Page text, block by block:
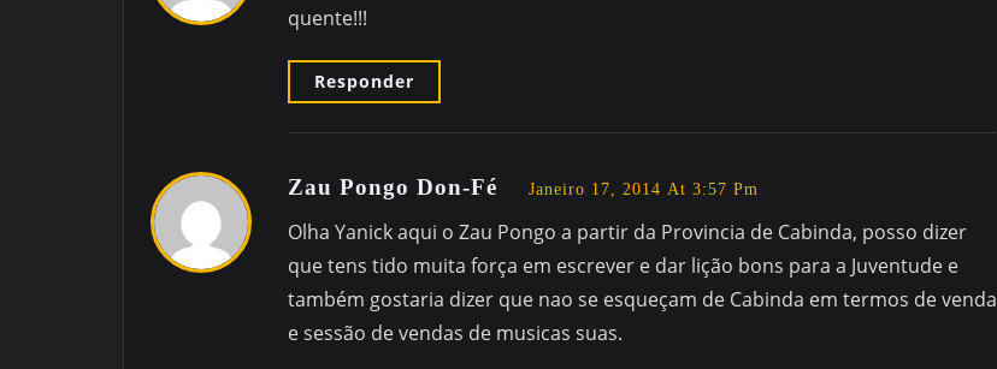
quente!!!
Responder
Zau Pongo Don-Fé Janeiro 17, 2014 At 3:57 Pm
Olha Yanick aqui o Zau Pongo a partir da Provincia de Cabinda, posso dizer
que tens tido muita força em escrever e dar lição bons para a Juventude e
também gostaria dizer que nao se esqueçam de Cabinda em termos de venda
e sessão de vendas de musicas suas.